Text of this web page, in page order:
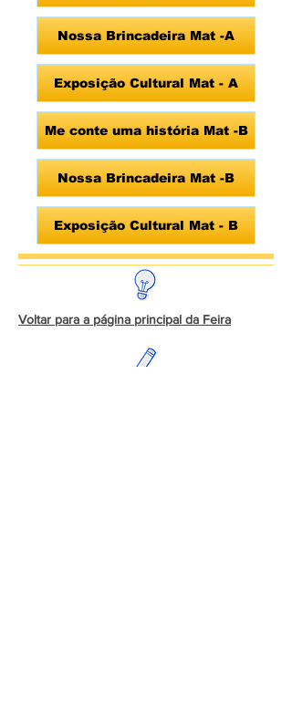
Nossa Brincadeira Mat -A
Exposição Cultural Mat - A
Me conte uma história Mat -B
Nossa Brincadeira Mat -B
Exposição Cultural Mat - B
Voltar para a página principal da Feira